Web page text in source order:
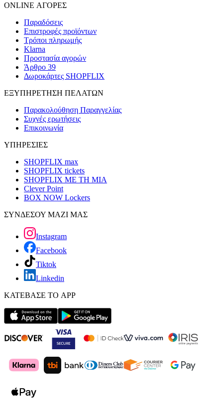
ONLINE ΑΓΟΡΕΣ
Παραδόσεις
Επιστροφές προϊόντων
Τρόποι πληρωμής
Klarna
Προστασία αγορών
Άρθρο 39
Δωροκάρτες SHOPFLIX
ΕΞΥΠΗΡΕΤΗΣΗ ΠΕΛΑΤΩΝ
Παρακολούθηση Παραγγελίας
Συχνές ερωτήσεις
Επικοινωνία
ΥΠΗΡΕΣΙΕΣ
SHOPFLIX max
SHOPFLIX tickets
SHOPFLIX ΜΕ ΤΗ ΜΙΑ
Clever Point
BOX NOW Lockers
ΣΥΝΔΕΣΟΥ ΜΑΖΙ ΜΑΣ
Instagram
Facebook
Tiktok
Linkedin
ΚΑΤΕΒΑΣΕ ΤΟ APP